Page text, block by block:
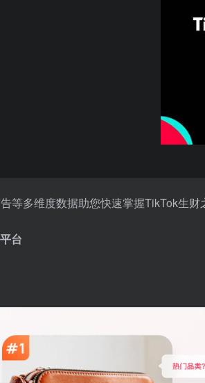
等多维度数据助您快速掌握TikTok生财
台